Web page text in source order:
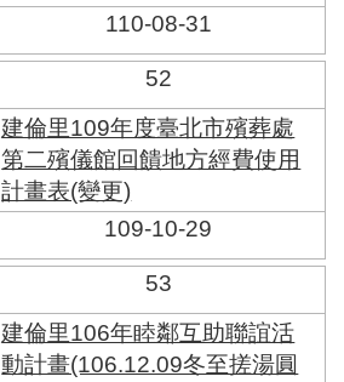
110-08-31
52
建倫里109年度臺北市殯葬處
第二殯儀館回饋地方經費使用
計畫表(變更)
109-10-29
53
建倫里106年睦鄰互助聯誼活
動計畫(106.12.09冬至搓湯圓